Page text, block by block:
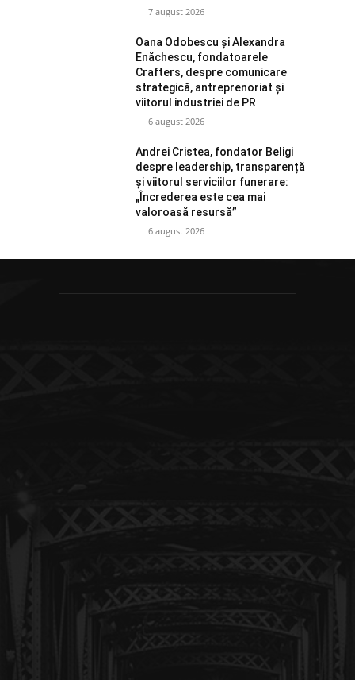
7 august 2026
Oana Odobescu și Alexandra
Enăchescu, fondatoarele
Crafters, despre comunicare
strategică, antreprenoriat și
viitorul industriei de PR
6 august 2026
Andrei Cristea, fondator Beligi
despre leadership, transparență
și viitorul serviciilor funerare:
„Încrederea este cea mai
valoroasă resursă”
6 august 2026